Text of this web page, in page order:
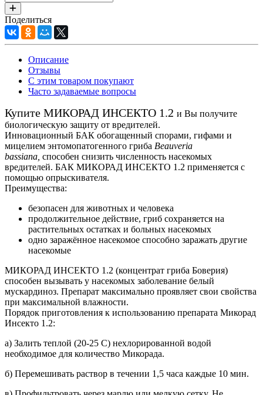
Поделиться
Описание
Отзывы
С этим товаром покупают
Часто задаваемые вопросы
Купите МИКОРАД ИНСЕКТО 1.2 и Вы получите
биологическую защиту от вредителей.
Инновационный БАК обогащенный спорами, гифами и
мицелием энтомопатогенного гриба Beauveria
bassiana, способен снизить численность насекомых
вредителей. БАК МИКОРАД ИНСЕКТО 1.2 применяется с
помощью опрыскивателя.
Преимущества:
безопасен для животных и человека
продолжительное действие, гриб сохраняется на
растительных остатках и больных насекомых
одно заражённое насекомое способно заражать другие
насекомые
МИКОРАД ИНСЕКТО 1.2 (концентрат гриба Боверия)
способен вызывать у насекомых заболевание белый
мускардиноз. Препарат максимально проявляет свои свойства
при максимальной влажности.
Порядок приготовления к использованию препарата Микорад
Инсекто 1.2:
а) Залить теплой (20-25 С) нехлорированной водой
необходимое для количество Микорада.
б) Перемешивать раствор в течении 1,5 часа каждые 10 мин.